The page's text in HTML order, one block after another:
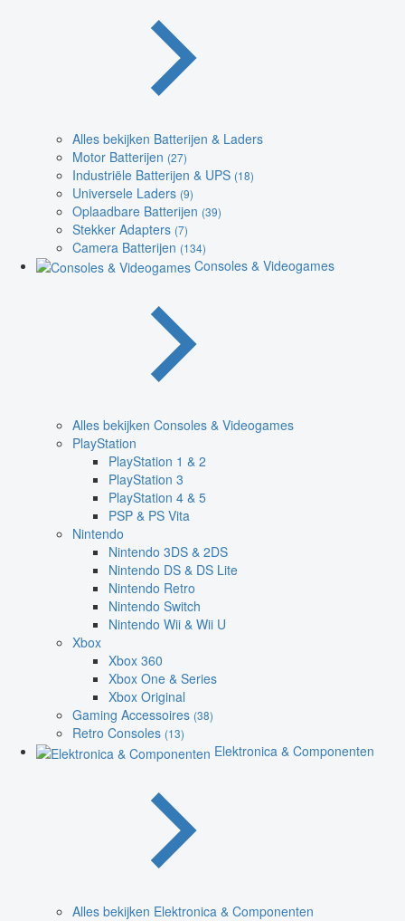
Alles bekijken Batterijen & Laders
Motor Batterijen (27)
Industriële Batterijen & UPS (18)
Universele Laders (9)
Oplaadbare Batterijen (39)
Stekker Adapters (7)
Camera Batterijen (134)
Consoles & Videogames
Alles bekijken Consoles & Videogames
PlayStation
PlayStation 1 & 2
PlayStation 3
PlayStation 4 & 5
PSP & PS Vita
Nintendo
Nintendo 3DS & 2DS
Nintendo DS & DS Lite
Nintendo Retro
Nintendo Switch
Nintendo Wii & Wii U
Xbox
Xbox 360
Xbox One & Series
Xbox Original
Gaming Accessoires (38)
Retro Consoles (13)
Elektronica & Componenten
Alles bekijken Elektronica & Componenten